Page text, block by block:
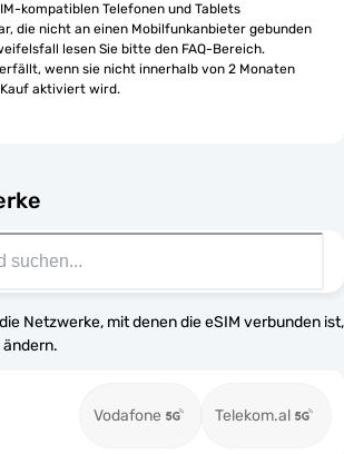
kompatiblen Telefonen und Tablets
die nicht an einen Mobilfunkanbieter gebunden
lesen Sie bitte den FAQ-Bereich.
wenn sie nicht innerhalb von 2 Monaten
aktiviert wird.
Netzwerke, mit denen die eSIM verbunden ist,
Vodafone Telekom.al